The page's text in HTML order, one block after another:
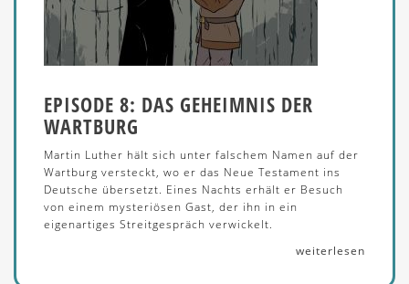
EPISODE 8: DAS GEHEIMNIS DER
WARTBURG
Martin Luther hält sich unter falschem Namen auf der
Wartburg versteckt, wo er das Neue Testament ins
Deutsche übersetzt. Eines Nachts erhält er Besuch
von einem mysteriösen Gast, der ihn in ein
eigenartiges Streitgespräch verwickelt.
weiterlesen